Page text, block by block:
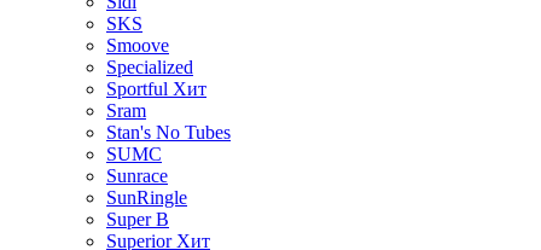
SKS
Smoove
Specialized
Sportful Хит
Sram
Stan's No Tubes
SUMC
Sunrace
SunRingle
Super B
Superior Хит